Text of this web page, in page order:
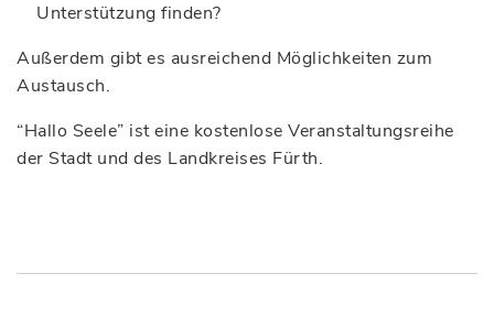
Unterstützung finden?
Außerdem gibt es ausreichend Möglichkeiten zum
Austausch.
“Hallo Seele” ist eine kostenlose Veranstaltungsreihe
der Stadt und des Landkreises Fürth.